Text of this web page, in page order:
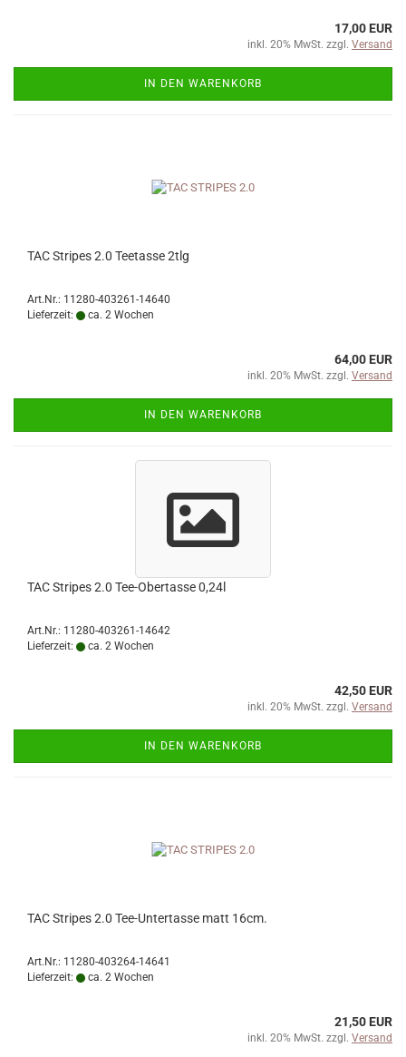
17,00 EUR
inkl. 20% MwSt. zzgl. Versand
IN DEN WARENKORB
TAC Stripes 2.0 Teetasse 2tlg
Art.Nr.: 11280-403261-14640
Lieferzeit:
ca. 2 Wochen
64,00 EUR
inkl. 20% MwSt. zzgl. Versand
IN DEN WARENKORB
TAC Stripes 2.0 Tee-Obertasse 0,24l
Art.Nr.: 11280-403261-14642
Lieferzeit:
ca. 2 Wochen
42,50 EUR
inkl. 20% MwSt. zzgl. Versand
IN DEN WARENKORB
TAC Stripes 2.0 Tee-Untertasse matt 16cm.
Art.Nr.: 11280-403264-14641
Lieferzeit:
ca. 2 Wochen
21,50 EUR
inkl. 20% MwSt. zzgl. Versand